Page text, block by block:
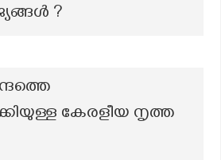
?
കേരളീയ നൃത്ത